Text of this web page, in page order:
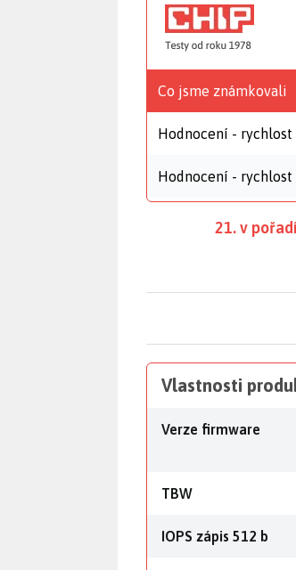
Co jsme známkovali
Hodnocení - rychlost
Hodnocení -
21. v pořadí
Vlastnosti
Verze firmware
TBW
IOPS zápis 512 b